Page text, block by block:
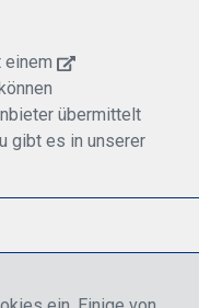
einem
übermittelt
gibt es in unserer